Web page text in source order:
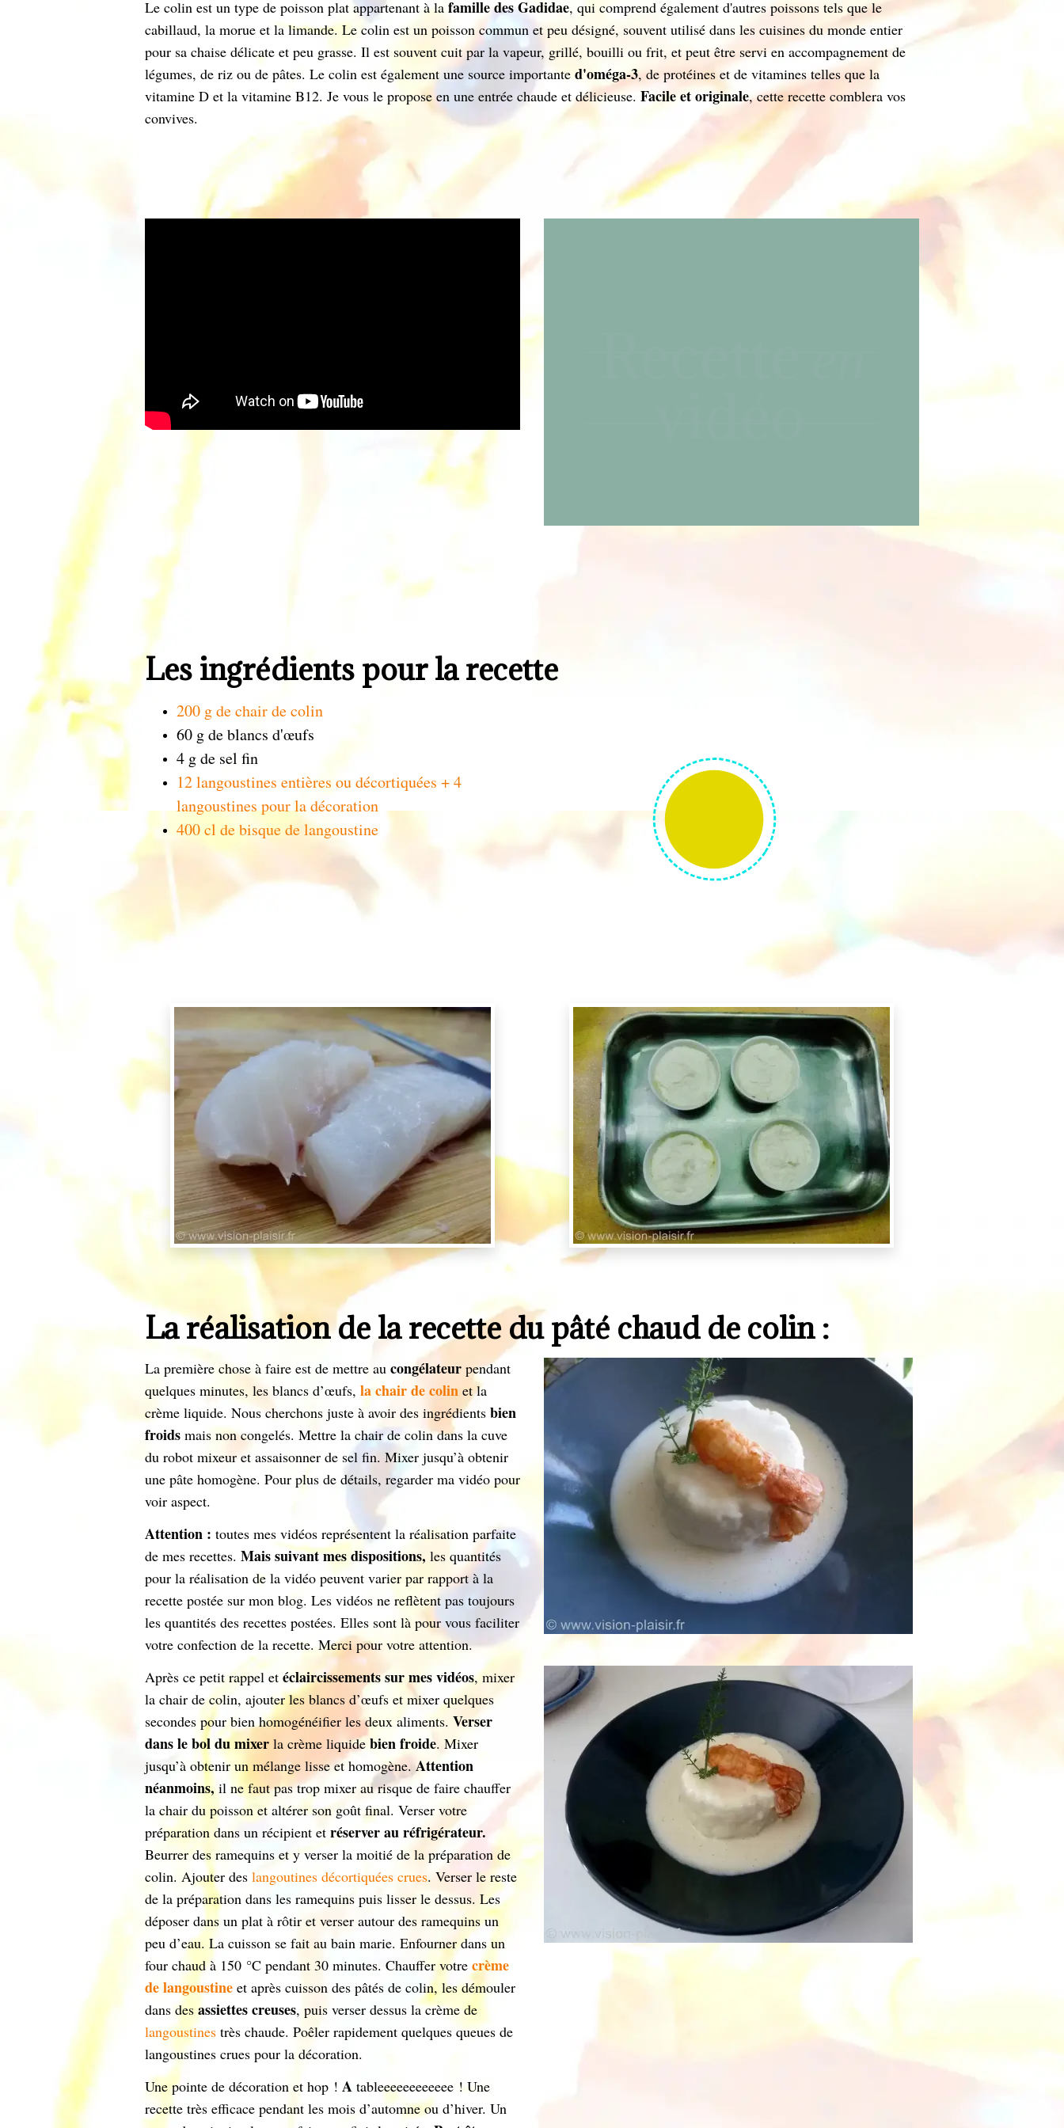
Le colin est un type de poisson plat appartenant à la famille des Gadidae, qui comprend également d'autres poissons tels que le
cabillaud, la morue et la limande. Le colin est un poisson commun et peu désigné, souvent utilisé dans les cuisines du monde entier
pour sa chaise délicate et peu grasse. Il est souvent cuit par la vapeur, grillé, bouilli ou frit, et peut être servi en accompagnement de
légumes, de riz ou de pâtes. Le colin est également une source importante d'oméga-3, de protéines et de vitamines telles que la
vitamine D et la vitamine B12. Je vous le propose en une entrée chaude et délicieuse. Facile et originale, cette recette comblera vos
convives.
Les ingrédients pour la recette
200 g de chair de colin
60 g de blancs d'œufs
4 g de sel fin
12 langoustines entières ou décortiquées + 4
langoustines pour la décoration
400 cl de bisque de langoustine
Pour 4personnes
La réalisation de la recette du pâté chaud de colin :
La première chose à faire est de mettre au congélateur pendant
quelques minutes, les blancs d’œufs, la chair de colin et la
crème liquide. Nous cherchons juste à avoir des ingrédients bien
froids mais non congelés. Mettre la chair de colin dans la cuve
du robot mixeur et assaisonner de sel fin. Mixer jusqu’à obtenir
une pâte homogène. Pour plus de détails, regarder ma vidéo pour
voir aspect.
Attention : toutes mes vidéos représentent la réalisation parfaite
de mes recettes. Mais suivant mes dispositions, les quantités
pour la réalisation de la vidéo peuvent varier par rapport à la
recette postée sur mon blog. Les vidéos ne reflètent pas toujours
les quantités des recettes postées. Elles sont là pour vous faciliter
votre confection de la recette. Merci pour votre attention.
Après ce petit rappel et éclaircissements sur mes vidéos, mixer
la chair de colin, ajouter les blancs d’œufs et mixer quelques
secondes pour bien homogénéifier les deux aliments. Verser
dans le bol du mixer la crème liquide bien froide. Mixer
jusqu’à obtenir un mélange lisse et homogène.Attention
néanmoins, il ne faut pas trop mixer au risque de faire chauffer
la chair du poisson et altérer son goût final. Verser votre
préparation dans un récipient et réserver au réfrigérateur.
Beurrer des ramequins et y verser la moitié de la préparation de
colin. Ajouter des langoutines décortiquées crues. Verser le reste
de la préparation dans les ramequins puis lisser le dessus. Les
déposer dans un plat à rôtir et verser autour des ramequins un
peu d’eau. La cuisson se fait au bain marie. Enfourner dans un
four chaud à 150 °C pendant 30 minutes. Chauffer votre crème
de langoustine et après cuisson des pâtés de colin, les démouler
dans des assiettes creuses, puis verser dessus la crème de
langoustines très chaude. Poêler rapidement quelques queues de
langoustines crues pour la décoration.
Une pointe de décoration et hop ! A tableeeeeeeeeeee ! Une
recette très efficace pendant les mois d’automne ou d’hiver. Un